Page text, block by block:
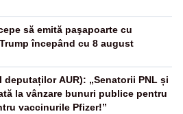
să emită paşapoarte cu
începând cu 8 august
deputaților AUR): „Senatorii PNL și
la vânzare bunuri publice pentru
vaccinurile Pfizer!”